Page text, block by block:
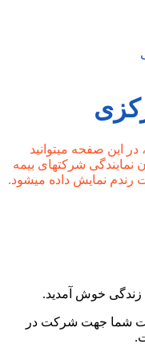
این صفحه میتوانید
شرکتهای بیمه
رندم نمایش داده میشود.
زندگی خوش آمدید.
شما جهت شرکت در